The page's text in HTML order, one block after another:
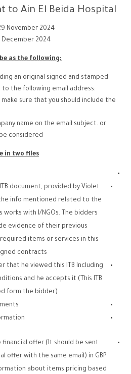
to Ain El Beida Hospital
November 2024
December 2024
as the following:
an original signed and stamped
to the following email address:
make sure that you should include the
name on the email subject. or
considered.
in two files
document, provided by Violet
info mentioned related to the
works with I/NGOs. The bidders
evidence of their previous
items or services in this
contracts.
that he viewed this ITB Including
and he accepts it (This ITB
form the bidder).
financial offer (It should be sent
offer with the same email) in GBP
about items pricing based